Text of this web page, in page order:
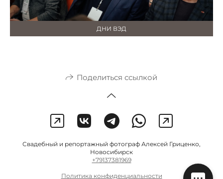
ДНИ ВЭД
Поделиться ссылкой
Свадебный и репортажный фотограф Алексей Гриценко,
Новосибирск
+79137381969
Политика конфиденциальности